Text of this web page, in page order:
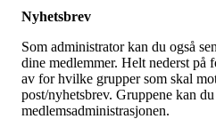
Nyhetsbrev
Som administrator kan du også
dine medlemmer. Helt nederst på
av for hvilke grupper som skal
post/nyhetsbrev. Gruppene kan
medlemsadministrasjonen.